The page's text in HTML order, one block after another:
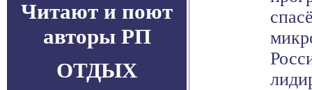
Читают и поют
авторы РП
ОТДЫХ